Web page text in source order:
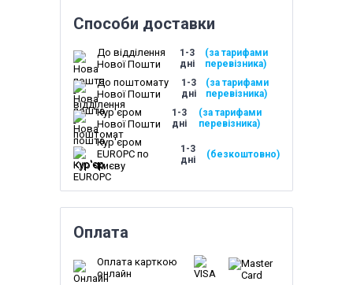
Способи доставки
До відділення
Нової Пошти
1-3
дні
(за тарифами
перевізника)
До поштомату
Нової Пошти
1-3
дні
(за тарифами
перевізника)
Кур'єром
Нової Пошти
1-3
дні
(за тарифами
перевізника)
Кур'єром
EUROPC по
Києву
1-3
дні
(безкоштовно)
Оплата
Оплата карткою
онлайн